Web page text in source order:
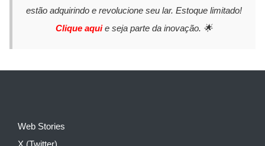
estão adquirindo e revolucione seu lar. Estoque limitado!
Clique aquie seja parte da inovação. 🌟
Web Stories
X (Twitter)